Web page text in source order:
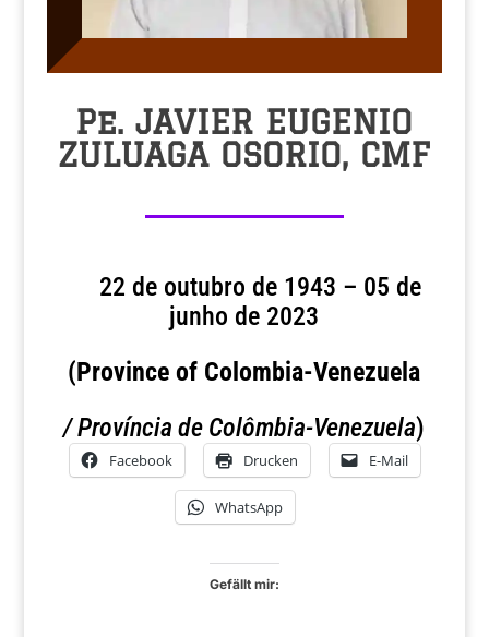
Pe. JAVIER EUGENIO
ZULUAGA OSORIO, CMF
22 de outubro de 1943 – 05 de
junho de 2023
(Province of Colombia-Venezuela
/ Província de Colômbia-Venezuela)
Facebook Drucken E-Mail
WhatsApp
Gefällt mir: